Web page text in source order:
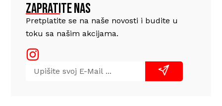
ZAPRATITE NAS
Pretplatite se na naše novosti i budite u
toku sa našim akcijama.